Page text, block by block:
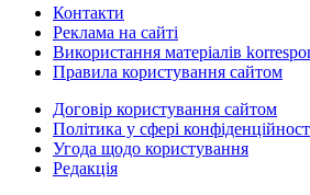
Контакти
Реклама на сайті
Використання матеріалів
Правила користування сайтом
Договір користування сайтом
Політика у сфері
Угода щодо користування
Редакція